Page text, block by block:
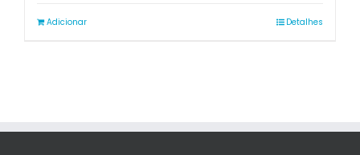
Adicionar Detalhes